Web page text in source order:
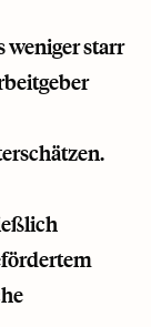
weniger starr